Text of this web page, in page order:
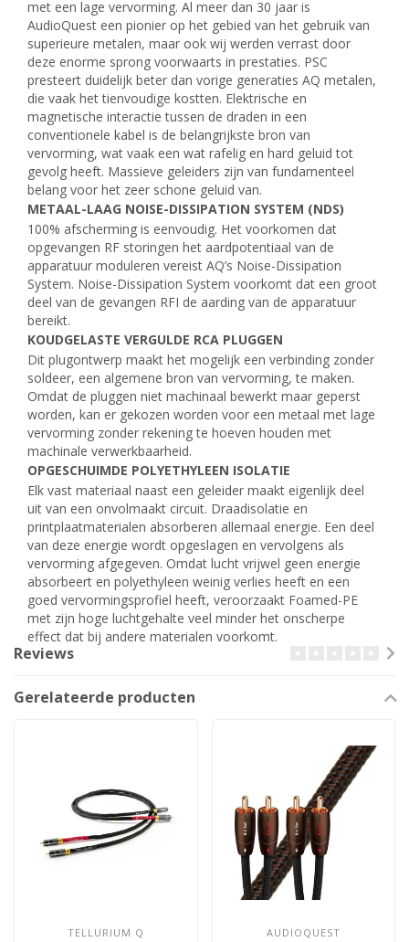
met een lage vervorming. Al meer dan 30 jaar is
AudioQuest een pionier op het gebied van het gebruik van
superieure metalen, maar ook wij werden verrast door
deze enorme sprong voorwaarts in prestaties. PSC
presteert duidelijk beter dan vorige generaties AQ metalen,
die vaak het tienvoudige kostten. Elektrische en
magnetische interactie tussen de draden in een
conventionele kabel is de belangrijkste bron van
vervorming, wat vaak een wat rafelig en hard geluid tot
gevolg heeft. Massieve geleiders zijn van fundamenteel
belang voor het zeer schone geluid van.
METAAL-LAAG NOISE-DISSIPATION SYSTEM (NDS)
100% afscherming is eenvoudig. Het voorkomen dat
opgevangen RF storingen het aardpotentiaal van de
apparatuur moduleren vereist AQ’s Noise-Dissipation
System. Noise-Dissipation System voorkomt dat een groot
deel van de gevangen RFI de aarding van de apparatuur
bereikt.
KOUDGELASTE VERGULDE RCA PLUGGEN
Dit plugontwerp maakt het mogelijk een verbinding zonder
soldeer, een algemene bron van vervorming, te maken.
Omdat de pluggen niet machinaal bewerkt maar geperst
worden, kan er gekozen worden voor een metaal met lage
vervorming zonder rekening te hoeven houden met
machinale verwerkbaarheid.
OPGESCHUIMDE POLYETHYLEEN ISOLATIE
Elk vast materiaal naast een geleider maakt eigenlijk deel
uit van een onvolmaakt circuit. Draadisolatie en
printplaatmaterialen absorberen allemaal energie. Een deel
van deze energie wordt opgeslagen en vervolgens als
vervorming afgegeven. Omdat lucht vrijwel geen energie
absorbeert en polyethyleen weinig verlies heeft en een
goed vervormingsprofiel heeft, veroorzaakt Foamed-PE
met zijn hoge luchtgehalte veel minder het onscherpe
effect dat bij andere materialen voorkomt.
Reviews
Gerelateerde producten
TELLURIUM Q AUDIOQUEST